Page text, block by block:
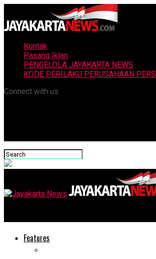
Kontak
Pasang Iklan
PENGELOLA JAYAKARTA NEWS
KODE PERILAKU PERUSAHAAN PERS
Connect with us
Features